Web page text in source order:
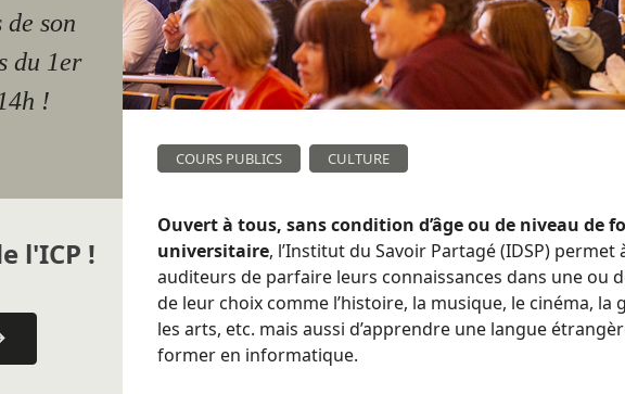
son
du 1er
!
l'ICP !
COURS PUBLICS CULTURE
Ouvert à tous, sans condition d’âge ou de niveau de
universitaire, l’Institut du Savoir Partagé (IDSP) permet
auditeurs de parfaire leurs connaissances dans une ou
de leur choix comme l’histoire, la musique, le cinéma, la
les arts, etc. mais aussi d’apprendre une langue
former en informatique.